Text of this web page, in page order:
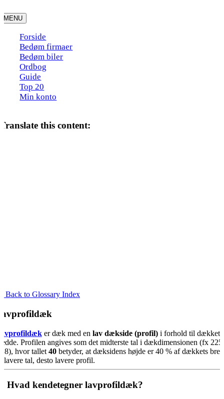
to
content
MENU
Forside
Bedøm firmaer
Bedøm biler
Ordbog
Guide
Top 20
Min konto
Translate this content:
« Back to Glossary Index
er dæk med en lav dækside (profil)i forhold til dækkets
Profilen angives som det midterste tal i dækdimensionen (fx
hvor tallet 40betyder, at dæksidens højde er 40 % af dækkets
lavere tal, desto lavere profil.
Hvad kendetegner lavprofildæk?